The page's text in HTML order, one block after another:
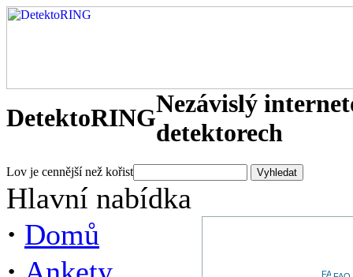
DetektoRINGNezávislý
detektorech
Lov je cennější než kořist
Hlavní nabídka
· Domů